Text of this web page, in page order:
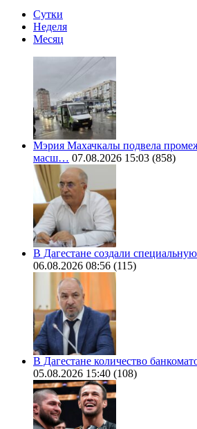
Сутки
Неделя
Месяц
Мэрия Махачкалы подвела
масш… 07.08.2026 15:03 (858)
В Дагестане создали
06.08.2026 08:56 (115)
В Дагестане количество
05.08.2026 15:40 (108)